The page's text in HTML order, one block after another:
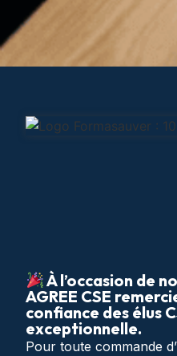
À l’occasion de
AGREE CSE
confiance des élus
exceptionnelle.
Pour toute commande